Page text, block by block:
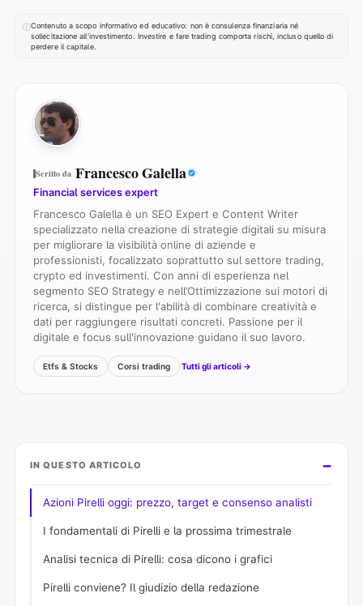
ⓘContenuto a scopo informativo ed educativo: non è consulenza finanziaria né
sollecitazione all'investimento. Investire e fare trading comporta rischi, incluso quello di
perdere il capitale.
FG
Scritto da Francesco Galella
Financial services expert
Francesco Galella è un SEO Expert e Content Writer
specializzato nella creazione di strategie digitali su misura
per migliorare la visibilità online di aziende e
professionisti, focalizzato soprattutto sul settore trading,
crypto ed investimenti. Con anni di esperienza nel
segmento SEO Strategy e nell’Ottimizzazione sui motori di
ricerca, si distingue per l'abilità di combinare creatività e
dati per raggiungere risultati concreti. Passione per il
digitale e focus sull'innovazione guidano il suo lavoro.
Etfs & Stocks Corsi trading Tutti gli articoli →
IN QUESTO ARTICOLO
Azioni Pirelli oggi: prezzo, target e consenso analisti
I fondamentali di Pirelli e la prossima trimestrale
Analisi tecnica di Pirelli: cosa dicono i grafici
Pirelli conviene? Il giudizio della redazione